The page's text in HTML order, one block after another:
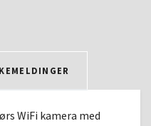
WiFi kamera med